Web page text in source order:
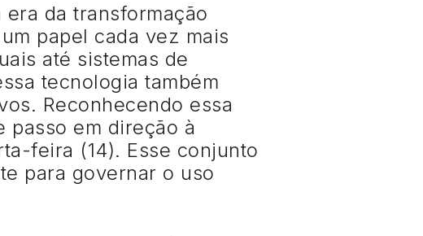
da transformação
papel cada vez mais
até sistemas de
tecnologia também
Reconhecendo essa
passo em direção à
feira (14). Esse conjunto
para governar o uso